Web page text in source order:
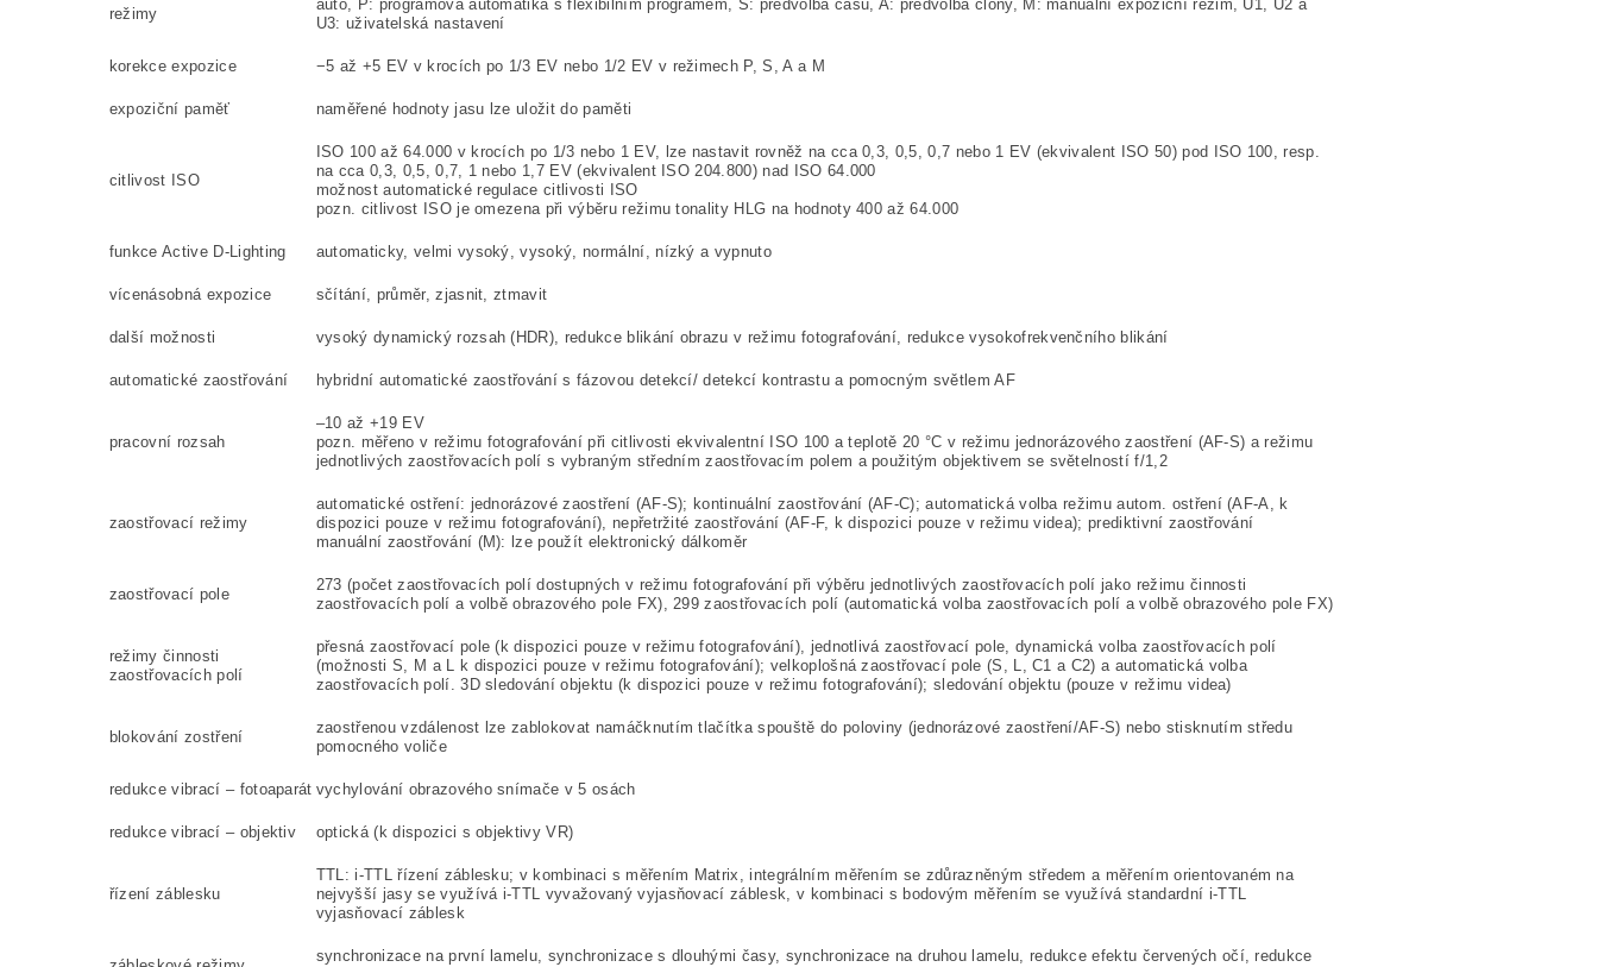
režimy
auto, P: programová automatika s flexibilním programem, S: předvolba času, A: předvolba clony, M: manuální expoziční režim, U1, U2 a
U3: uživatelská nastavení
korekce expozice −5 až +5 EV v krocích po 1/3 EV nebo 1/2 EV v režimech P, S, A a M
expoziční paměť naměřené hodnoty jasu lze uložit do paměti
citlivost ISO
ISO 100 až 64.000 v krocích po 1/3 nebo 1 EV, lze nastavit rovněž na cca 0,3, 0,5, 0,7 nebo 1 EV (ekvivalent ISO 50) pod ISO 100, resp.
na cca 0,3, 0,5, 0,7, 1 nebo 1,7 EV (ekvivalent ISO 204.800) nad ISO 64.000
možnost automatické regulace citlivosti ISO
pozn. citlivost ISO je omezena při výběru režimu tonality HLG na hodnoty 400 až 64.000
funkce Active D-Lighting automaticky, velmi vysoký, vysoký, normální, nízký a vypnuto
vícenásobná expozice sčítání, průměr, zjasnit, ztmavit
další možnosti vysoký dynamický rozsah (HDR), redukce blikání obrazu v režimu fotografování, redukce vysokofrekvenčního blikání
automatické zaostřování hybridní automatické zaostřování s fázovou detekcí/ detekcí kontrastu a pomocným světlem AF
pracovní rozsah
–10 až +19 EV
pozn. měřeno v režimu fotografování při citlivosti ekvivalentní ISO 100 a teplotě 20 °C v režimu jednorázového zaostření (AF-S) a režimu
jednotlivých zaostřovacích polí s vybraným středním zaostřovacím polem a použitým objektivem se světelností f/1,2
zaostřovací režimy
automatické ostření: jednorázové zaostření (AF-S); kontinuální zaostřování (AF-C); automatická volba režimu autom. ostření (AF-A, k
dispozici pouze v režimu fotografování), nepřetržité zaostřování (AF-F, k dispozici pouze v režimu videa); prediktivní zaostřování
manuální zaostřování (M): lze použít elektronický dálkoměr
zaostřovací pole
273 (počet zaostřovacích polí dostupných v režimu fotografování při výběru jednotlivých zaostřovacích polí jako režimu činnosti
zaostřovacích polí a volbě obrazového pole FX),299 zaostřovacích polí (automatická volba zaostřovacích polí a volbě obrazového pole FX)
režimy činnosti
zaostřovacích polí
přesná zaostřovací pole (k dispozici pouze v režimu fotografování), jednotlivá zaostřovací pole, dynamická volba zaostřovacích polí
(možnosti S, M a L k dispozici pouze v režimu fotografování); velkoplošná zaostřovací pole (S, L, C1 a C2) a automatická volba
zaostřovacích polí. 3D sledování objektu (k dispozici pouze v režimu fotografování); sledování objektu (pouze v režimu videa)
blokování zostření
zaostřenou vzdálenost lze zablokovat namáčknutím tlačítka spouště do poloviny (jednorázové zaostření/AF-S) nebo stisknutím středu
pomocného voliče
redukce vibrací – fotoaparát vychylování obrazového snímače v 5 osách
redukce vibrací – objektiv optická (k dispozici s objektivy VR)
řízení záblesku
TTL: i-TTL řízení záblesku; v kombinaci s měřením Matrix, integrálním měřením se zdůrazněným středem a měřením orientovaném na
nejvyšší jasy se využívá i-TTL vyvažovaný vyjasňovací záblesk, v kombinaci s bodovým měřením se využívá standardní i-TTL
vyjasňovací záblesk
synchronizace na první lamelu, synchronizace s dlouhými časy, synchronizace na druhou lamelu, redukce efektu červených očí, redukce